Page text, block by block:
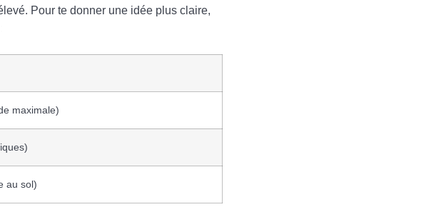
Pour te donner une idée plus claire,
maximale)
au sol)